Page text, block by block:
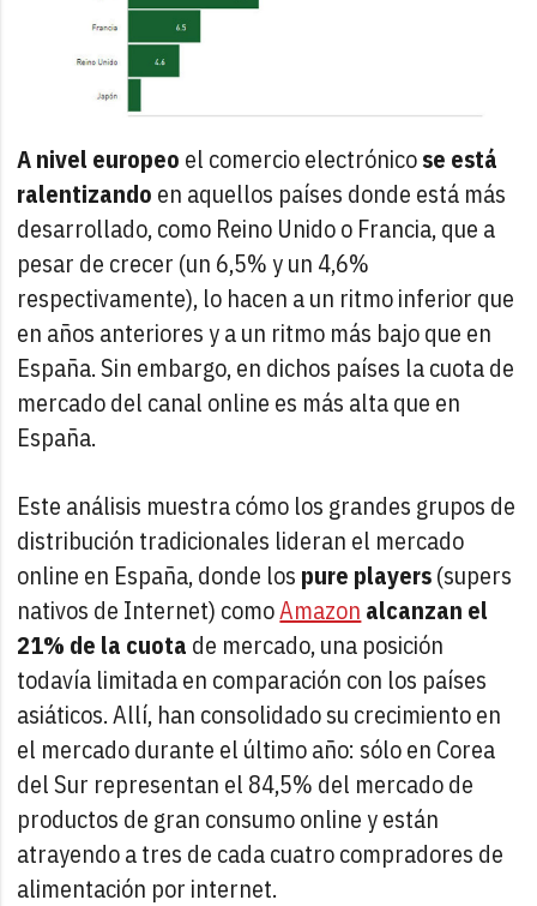
A nivel europeo el comercio electrónicose está
ralentizando en aquellos países donde está más
desarrollado, como Reino Unido o Francia, que a
pesar de crecer (un 6,5% y un 4,6%
respectivamente), lo hacen a un ritmo inferior que
en años anteriores y a un ritmo más bajo que en
España. Sin embargo, en dichos países la cuota de
mercado del canal online es más alta que en
España.
Este análisis muestra cómo los grandes grupos de
distribución tradicionales lideran el mercado
online en España, donde los pure players(supers
nativos de Internet) comoAmazon alcanzan el
21% de la cuota de mercado, una posición
todavía limitada en comparación con los países
asiáticos. Allí, han consolidado su crecimiento en
el mercado durante el último año: sólo en Corea
del Sur representan el 84,5% del mercado de
productos de gran consumo online y están
atrayendo a tres de cada cuatro compradores de
alimentación por internet.